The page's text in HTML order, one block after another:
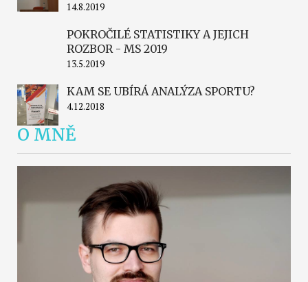
14.8.2019
POKROČILÉ STATISTIKY A JEJICH
ROZBOR - MS 2019
13.5.2019
KAM SE UBÍRÁ ANALÝZA SPORTU?
4.12.2018
O MNĚ